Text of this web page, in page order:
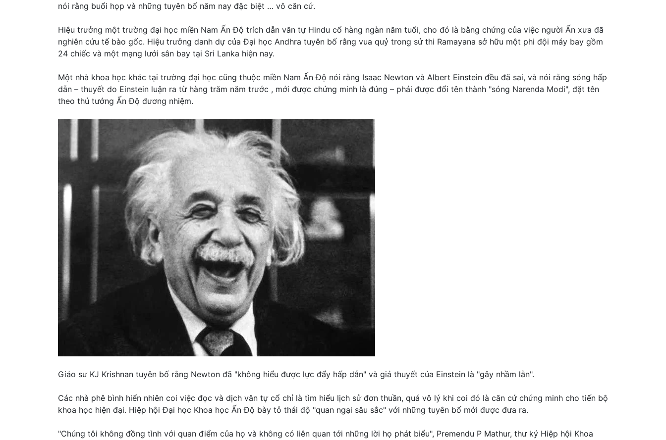
nói rằng buổi họp và những tuyên bố năm nay đặc biệt … vô căn cứ.
Hiệu trưởng một trường đại học miền Nam Ấn Độ trích dẫn văn tự Hindu cổ hàng ngàn năm tuổi, cho đó là bằng chứng của việc người Ấn xưa đã
nghiên cứu tế bào gốc. Hiệu trưởng danh dự của Đại học Andhra tuyên bố rằng vua quỷ trong sử thi Ramayana sở hữu một phi đội máy bay gồm
24 chiếc và một mạng lưới sân bay tại Sri Lanka hiện nay.
Một nhà khoa học khác tại trường đại học cũng thuộc miền Nam Ấn Độ nói rằng Isaac Newton và Albert Einstein đều đã sai, và nói rằng sóng hấp
dẫn – thuyết do Einstein luận ra từ hàng trăm năm trước , mới được chứng minh là đúng – phải được đổi tên thành "sóng Narenda Modi", đặt tên
theo thủ tướng Ấn Độ đương nhiệm.
Giáo sư KJ Krishnan tuyên bố rằng Newton đã "không hiểu được lực đẩy hấp dẫn" và giả thuyết của Einstein là "gây nhầm lẫn".
Các nhà phê bình hiển nhiên coi việc đọc và dịch văn tự cổ chỉ là tìm hiểu lịch sử đơn thuần, quá vô lý khi coi đó là căn cứ chứng minh cho tiến bộ
khoa học hiện đại. Hiệp hội Đại học Khoa học Ấn Độ bày tỏ thái độ "quan ngại sâu sắc" với những tuyên bố mới được đưa ra.
"Chúng tôi không đồng tình với quan điểm của họ và không có liên quan tới những lời họ phát biểu", Premendu P Mathur, thư ký Hiệp hội Khoa